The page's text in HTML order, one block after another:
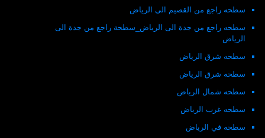
سطحه راجع من القصيم الى الرياض
سطحه راجع من جدة الى الرياض_سطحة راجع من جدة الى
الرياض
سطحه شرق الرياض
سطحه شرق الرياض
سطحه شمال الرياض
سطحه غرب الرياض
سطحه في الرياض